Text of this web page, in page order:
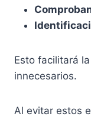
Esto facilitará
innecesarios.
Al evitar estos